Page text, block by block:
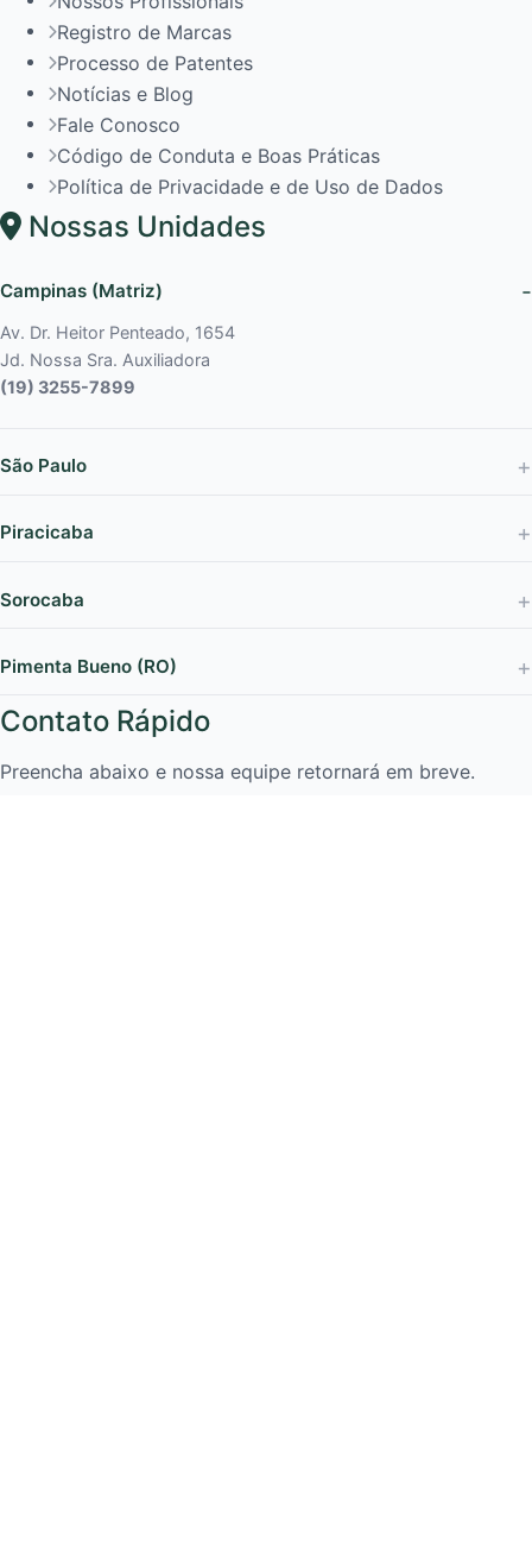
Registro de Marcas
Processo de Patentes
Notícias e Blog
Fale Conosco
Código de Conduta e Boas Práticas
Política de Privacidade e de Uso de Dados
Nossas Unidades
Campinas (Matriz)
Av. Dr. Heitor Penteado, 1654
Jd. Nossa Sra. Auxiliadora
(19) 3255-7899
São Paulo
Piracicaba
Sorocaba
Pimenta Bueno (RO)
Contato Rápido
Preencha abaixo e nossa equipe retornará em breve.